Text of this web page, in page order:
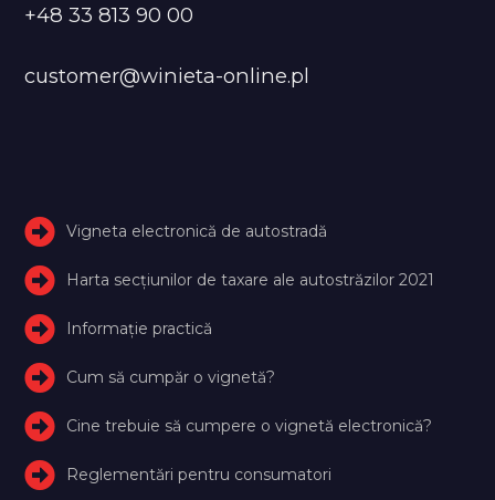
+48 33 813 90 00
customer@winieta-online.pl
Vigneta electronică de autostradă
Harta secțiunilor de taxare ale autostrăzilor 2021
Informație practică
Cum să cumpăr o vignetă?
Cine trebuie să cumpere o vignetă electronică?
Reglementări pentru consumatori